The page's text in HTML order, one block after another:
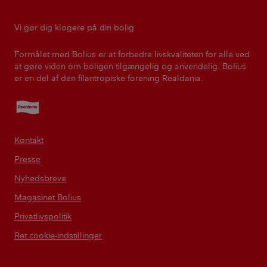
Vi gør dig klogere på din bolig
Formålet med Bolius er at forbedre livskvaliteten for alle ved
at gøre viden om boligen tilgængelig og anvendelig. Bolius
er en del af den filantropiske forening Realdania.
Realdania
Kontakt
Presse
Nyhedsbreve
Magasinet Bolius
Privatlivspolitik
Ret cookie-indstillinger